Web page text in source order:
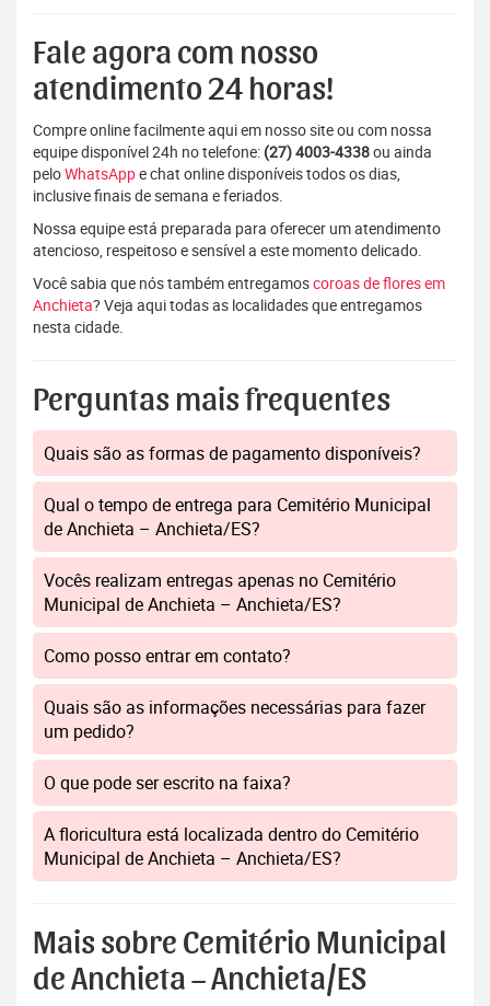
Fale agora com nosso
atendimento 24 horas!
Compre online facilmente aqui em nosso site ou com nossa
equipe disponível 24h no telefone: (27) 4003-4338ou ainda
peloWhatsAppe chat online disponíveis todos os dias,
inclusive finais de semana e feriados.
Nossa equipe está preparada para oferecer um atendimento
atencioso, respeitoso e sensível a este momento delicado.
Você sabia que nós também entregamoscoroas de flores em
Anchieta? Veja aqui todas as localidades que entregamos
nesta cidade.
Perguntas mais frequentes
Quais são as formas de pagamento disponíveis?
Qual o tempo de entrega para Cemitério Municipal
de Anchieta – Anchieta/ES?
Vocês realizam entregas apenas no Cemitério
Municipal de Anchieta – Anchieta/ES?
Como posso entrar em contato?
Quais são as informações necessárias para fazer
um pedido?
O que pode ser escrito na faixa?
A floricultura está localizada dentro do Cemitério
Municipal de Anchieta – Anchieta/ES?
Mais sobre Cemitério Municipal
de Anchieta – Anchieta/ES